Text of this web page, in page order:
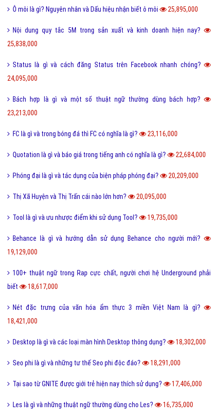
Như thế nào thì được gọi là chảnh và sang chảnh? 36,737,000
Thơ mới là gì và phong trào thơ mới hiện nay như thế nào?
36,543,000
Sống ảo là gì? Biểu hiện và Thực trạng sống ảo của giới trẻ hiện nay
33,944,000
Tomboy là gì và hiểu như thế nào cho đúng về Tomboy? 31,144,000
Ý nghĩa của số 19 và số 19 kết hợp với con số nào thì đẹp?
30,525,000
Kỷ yếu là gì và nguồn gốc của từ kỷ yếu bắt đầu từ đâu? 30,333,000
Cute là gì và các bạn nữ như thế nào được gọi là Cute? 28,295,000
Tuyến tính là gì và những ý nghĩa của tuyến tính? 27,616,000
Dame là gì và dame được hiểu như thế nào trong Game? 27,343,000
Ẩn dụ là gì và những tác dụng biện pháp tu từ ẩn dụ? 26,953,000
Ô môi là gì? Nguyên nhân và Dấu hiệu nhận biết ô môi
Nội dung quy tắc 5M trong sản xuất và kinh doanh hiện nay?
25,838,000
Status là gì và cách đăng Status trên Facebook nhanh chóng?
24,095,000
Bách hợp là gì và một số thuật ngữ thường dùng bách hợp?
23,213,000
FC là gì và trong bóng đá thì FC có nghĩa là gì? 23,116,000
Quotation là gì và báo giá trong tiếng anh có nghĩa là gì? 22,684,000